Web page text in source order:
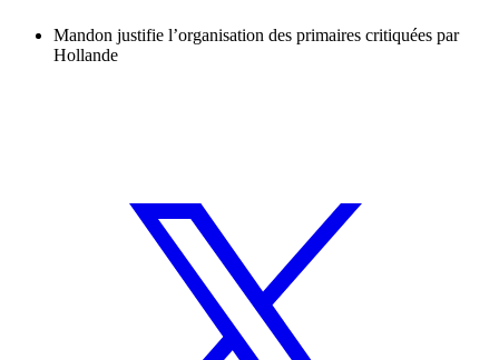
Mandon justifie l’organisation des primaires critiquées par
Hollande